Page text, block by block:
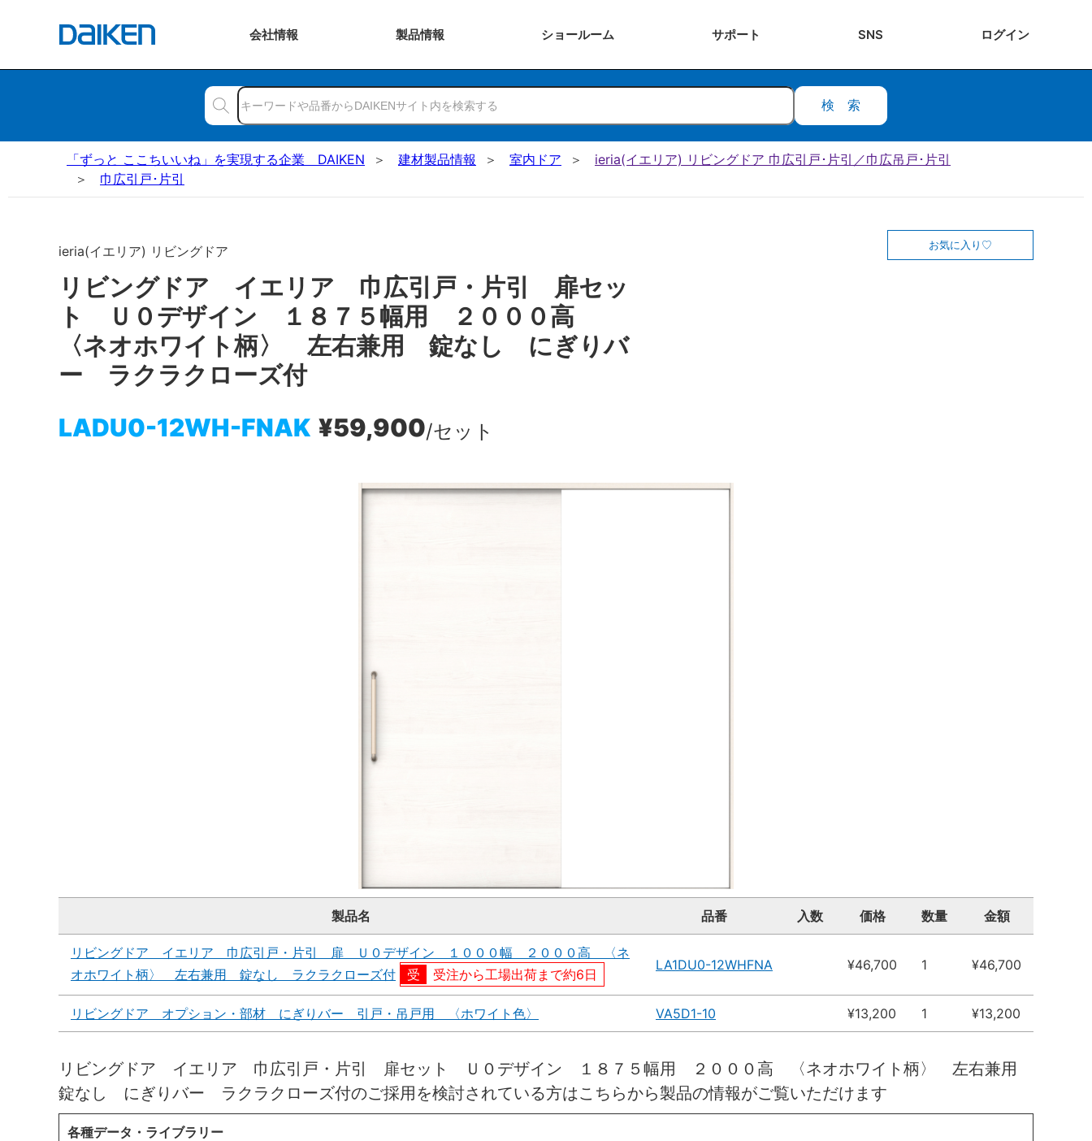
会社情報 製品情報 ショールーム サポート SNS ログイン
検索
「ずっと ここちいいね」を実現する企業 DAIKEN 建材製品情報 室内ドア
ieria(イエリア) リビングドア 巾広引戸･片引／巾広吊戸･片引
巾広引戸･片引
ieria(イエリア) リビングドア
リビングドア イエリア 巾広引戸・片引 扉セッ
ト Ｕ０デザイン １８７５幅用 ２０００高
〈ネオホワイト柄〉 左右兼用 錠なし にぎりバ
ー ラクラクローズ付
LADU0-12WH-FNAK ¥59,900/セット
お気に入り
製品名 品番 入数 価格 数量 金額
リビングドア イエリア 巾広引戸・片引 扉 Ｕ０デザイン １０００幅 ２０００高 〈ネ
オホワイト柄〉 左右兼用 錠なし ラクラクローズ付
受注から工場出荷まで約6日
LA1DU0-12WHFNA ¥46,700 1 ¥46,700
リビングドア オプション・部材 にぎりバー 引戸・吊戸用 〈ホワイト色〉 VA5D1-10 ¥13,200 1 ¥13,200
リビングドア イエリア 巾広引戸・片引 扉セット Ｕ０デザイン １８７５幅用 ２０００高 〈ネオホワイト柄〉 左右兼用
錠なし にぎりバー ラクラクローズ付のご採用を検討されている方はこちらから製品の情報がご覧いただけます
各種データ・ライブラリー